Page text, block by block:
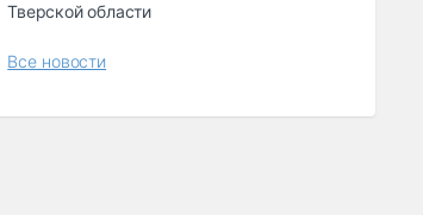
Тверской области
Все новости